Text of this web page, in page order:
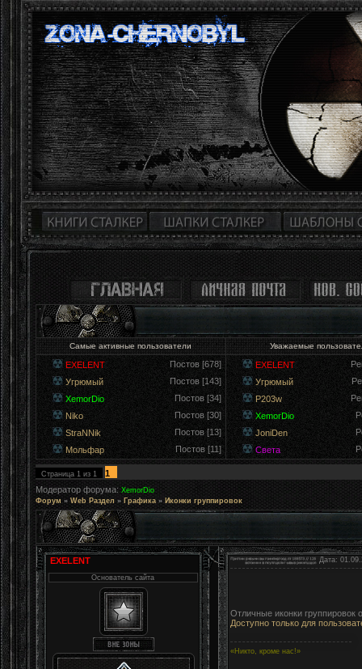
Самые активные пользователи Уважаемые
EXELENT
Постов [678]
Угрюмый
Постов [143]
XemorDio
Постов [34]
Niko
Постов [30]
StraNNik
Постов [13]
Мольфар
Постов [11]
EXELENT
Угрюмый
P203w
XemorDio
JoniDen
Света
Страница 1 из 1
1
Модератор форума: XemorDio
Форум » Web Раздел » Графика » Иконки группировок
EXELENT
Основатель сайта
Дата:
Отличные иконки группировок
Доступно только для
«Никто, кроме нас!»